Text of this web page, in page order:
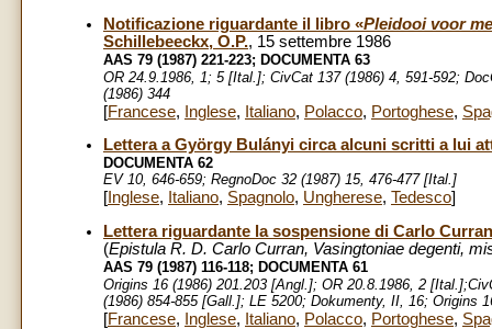
Notificazione riguardante il libro «Pleidooi voor
Schillebeeckx, O.P., 15 settembre 1986
AAS 79 (1987) 221-223; DOCUMENTA 63
OR 24.9.1986, 1; 5 [Ital.]; CivCat 137 (1986) 4, 591-592;
(1986) 344
[Francese, Inglese, Italiano, Polacco, Portoghese,
Lettera a György Bulányi circa alcuni scritti a lui
DOCUMENTA 62
EV 10, 646-659; RegnoDoc 32 (1987) 15, 476-477 [Ital.]
[ Inglese, Italiano, Spagnolo, Ungherese, Tedesco]
Lettera riguardante la sospensione di Carlo
(Epistula R. D. Carlo Curran, Vasingtoniae degenti,
AAS 79 (1987) 116-118; DOCUMENTA 61
Origins 16 (1986) 201.203 [Angl.]; OR 20.8.1986, 2
(1986) 854-855 [Gall.]; LE 5200; Dokumenty, II, 16; Origins
[Francese, Inglese, Italiano, Polacco, Portoghese,